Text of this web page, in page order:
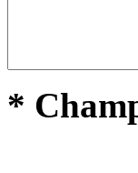
*